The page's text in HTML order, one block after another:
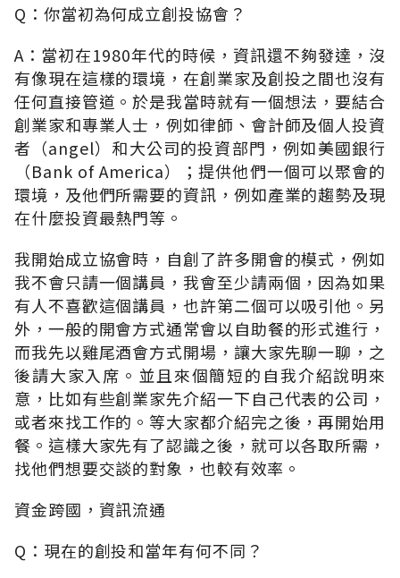
Q：你當初為何成立創投協會？
A：當初在1980年代的時候，資訊還不夠發達，沒
有像現在這樣的環境，在創業家及創投之間也沒有
任何直接管道。於是我當時就有一個想法，要結合
創業家和專業人士，例如律師、會計師及個人投資
者（angel）和大公司的投資部門，例如美國銀行
（Bank of America）；提供他們一個可以聚會的
環境，及他們所需要的資訊，例如產業的趨勢及現
在什麼投資最熱門等。
我開始成立協會時，自創了許多開會的模式，例如
我不會只請一個講員，我會至少請兩個，因為如果
有人不喜歡這個講員，也許第二個可以吸引他。另
外，一般的開會方式通常會以自助餐的形式進行，
而我先以雞尾酒會方式開場，讓大家先聊一聊，之
後請大家入席。並且來個簡短的自我介紹說明來
意，比如有些創業家先介紹一下自己代表的公司，
或者來找工作的。等大家都介紹完之後，再開始用
餐。這樣大家先有了認識之後，就可以各取所需，
找他們想要交談的對象，也較有效率。
資金跨國，資訊流通
Q：現在的創投和當年有何不同？